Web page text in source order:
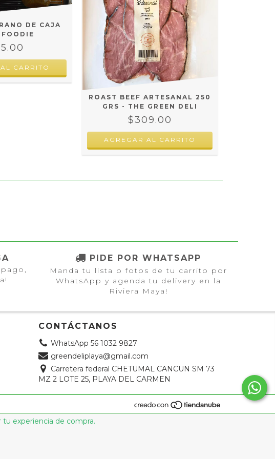
tu experiencia de compra.
DE CAJA
ROAST BEEF ARTESANAL 250
GRS - THE GREEN DELI
$309.00
PIDE POR WHATSAPP
Manda tu lista o fotos de tu carrito por
WhatsApp y agenda tu delivery en la
Riviera Maya!
CONTÁCTANOS
WhatsApp 56 1032 9827
greendeliplaya@gmail.com
Carretera federal CHETUMAL CANCUN SM 73
MZ 2 LOTE 25, PLAYA DEL CARMEN